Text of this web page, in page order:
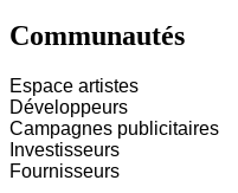
Communautés
Espace artistes
Développeurs
Campagnes publicitaires
Investisseurs
Fournisseurs